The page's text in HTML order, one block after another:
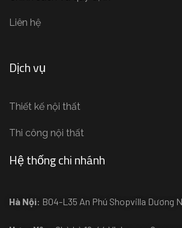
Liên hệ
Dịch vụ
Thiết kế nội thất
Thi công nội thất
Hệ thống chi nhánh
Hà Nội: B04-L35 An Phú Shopvilla Dương